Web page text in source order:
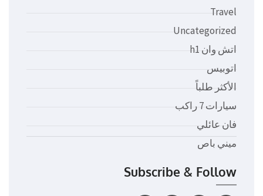
Travel
Uncategorized
اتش وان h1
اتوبيس
الأكثر طلباً
سيارات 7 راكب
فان عائلي
ميني باص
Subscribe & Follow